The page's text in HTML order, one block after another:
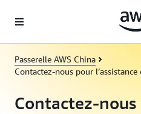
Passerelle AWS China
Contactez-nous pour
Contactez-